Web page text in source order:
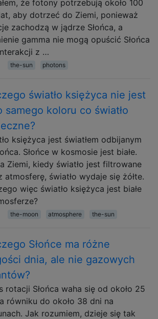
że fotony potrzebują około 100
aby dotrzeć do Ziemi, ponieważ
zachodzą w jądrze Słońca, a
gamma nie mogą opuścić Słońca
z …
the-sun photons
światło księżyca nie jest
samego koloru co światło
księżyca jest światłem odbijanym
Słońce w kosmosie jest białe.
Ziemi, kiedy światło jest filtrowane
atmosferę, światło wydaje się żółte.
więc światło księżyca jest białe
the-moon atmosphere the-sun
Słońce ma różne
dnia, ale nie gazowych
rotacji Słońca waha się od około 25
równiku do około 38 dni na
Jak rozumiem, dzieje się tak